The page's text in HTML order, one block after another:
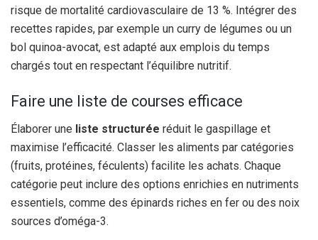
risque de mortalité cardiovasculaire de 13 %. Intégrer des
recettes rapides, par exemple un curry de légumes ou un
bol quinoa-avocat, est adapté aux emplois du temps
chargés tout en respectant l’équilibre nutritif.
Faire une liste de courses efficace
Élaborer une liste structurée réduit le gaspillage et
maximise l’efficacité. Classer les aliments par catégories
(fruits, protéines, féculents) facilite les achats. Chaque
catégorie peut inclure des options enrichies en nutriments
essentiels, comme des épinards riches en fer ou des noix
sources d’oméga-3.